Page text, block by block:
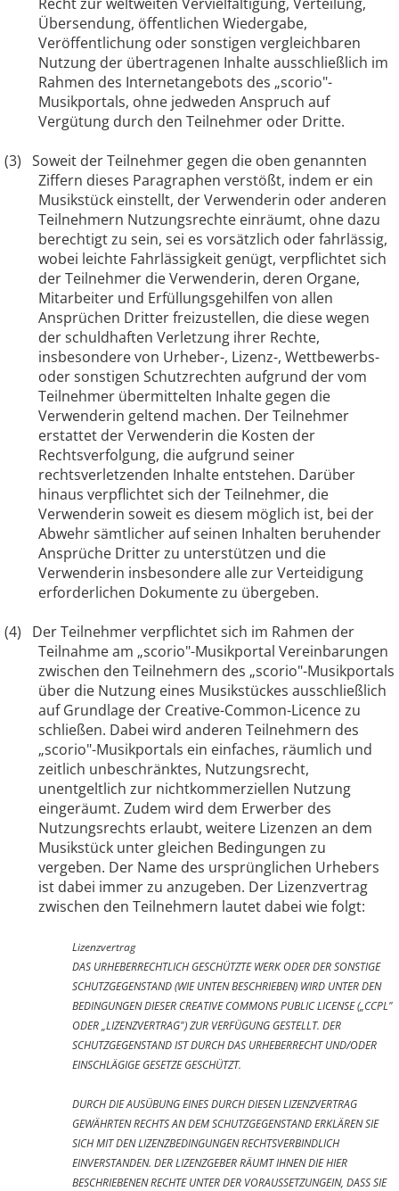
Übersendung, öffentlichen Wiedergabe,
Veröffentlichung oder sonstigen vergleichbaren
Nutzung der übertragenen Inhalte ausschließlich im
Rahmen des Internetangebots des „scorio"-
Musikportals, ohne jedweden Anspruch auf
Vergütung durch den Teilnehmer oder Dritte.
(3) Soweit der Teilnehmer gegen die oben genannten
Ziffern dieses Paragraphen verstößt, indem er ein
Musikstück einstellt, der Verwenderin oder anderen
Teilnehmern Nutzungsrechte einräumt, ohne dazu
berechtigt zu sein, sei es vorsätzlich oder fahrlässig,
wobei leichte Fahrlässigkeit genügt, verpflichtet sich
der Teilnehmer die Verwenderin, deren Organe,
Mitarbeiter und Erfüllungsgehilfen von allen
Ansprüchen Dritter freizustellen, die diese wegen
der schuldhaften Verletzung ihrer Rechte,
insbesondere von Urheber-, Lizenz-, Wettbewerbs-
oder sonstigen Schutzrechten aufgrund der vom
Teilnehmer übermittelten Inhalte gegen die
Verwenderin geltend machen. Der Teilnehmer
erstattet der Verwenderin die Kosten der
Rechtsverfolgung, die aufgrund seiner
rechtsverletzenden Inhalte entstehen. Darüber
hinaus verpflichtet sich der Teilnehmer, die
Verwenderin soweit es diesem möglich ist, bei der
Abwehr sämtlicher auf seinen Inhalten beruhender
Ansprüche Dritter zu unterstützen und die
Verwenderin insbesondere alle zur Verteidigung
erforderlichen Dokumente zu übergeben.
(4)
Der Teilnehmer verpflichtet sich im Rahmen der
Teilnahme am „scorio"-Musikportal Vereinbarungen
zwischen den Teilnehmern des „scorio"-Musikportals
über die Nutzung eines Musikstückes ausschließlich
auf Grundlage der Creative-Common-Licence zu
schließen. Dabei wird anderen Teilnehmern des
„scorio"-Musikportals ein einfaches, räumlich und
zeitlich unbeschränktes, Nutzungsrecht,
unentgeltlich zur nichtkommerziellen Nutzung
eingeräumt. Zudem wird dem Erwerber des
Nutzungsrechts erlaubt, weitere Lizenzen an dem
Musikstück unter gleichen Bedingungen zu
vergeben. Der Name des ursprünglichen Urhebers
ist dabei immer zu anzugeben. Der Lizenzvertrag
zwischen den Teilnehmern lautet dabei wie folgt:
Lizenzvertrag
DAS URHEBERRECHTLICH GESCHÜTZTE WERK ODER DER SONSTIGE
SCHUTZGEGENSTAND (WIE UNTEN BESCHRIEBEN) WIRD UNTER DEN
BEDINGUNGEN DIESER CREATIVE COMMONS PUBLIC LICENSE („CCPL"
ODER „LIZENZVERTRAG") ZUR VERFÜGUNG GESTELLT. DER
SCHUTZGEGENSTAND IST DURCH DAS URHEBERRECHT UND/ODER
EINSCHLÄGIGE GESETZE GESCHÜTZT.
DURCH DIE AUSÜBUNG EINES DURCH DIESEN LIZENZVERTRAG
GEWÄHRTEN RECHTS AN DEM SCHUTZGEGENSTAND ERKLÄREN SIE
SICH MIT DEN LIZENZBEDINGUNGEN RECHTSVERBINDLICH
EINVERSTANDEN. DER LIZENZGEBER RÄUMT IHNEN DIE HIER
BESCHRIEBENEN RECHTE UNTER DER VORAUSSETZUNGEIN, DASS SIE